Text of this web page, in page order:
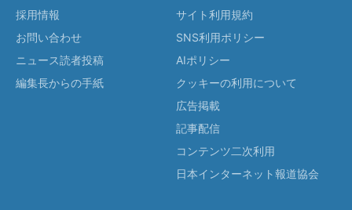
採用情報
お問い合わせ
ニュース読者投稿
編集長からの手紙
サイト利用規約
SNS利用ポリシー
AIポリシー
クッキーの利用について
広告掲載
記事配信
コンテンツ二次利用
日本インターネット報道協会